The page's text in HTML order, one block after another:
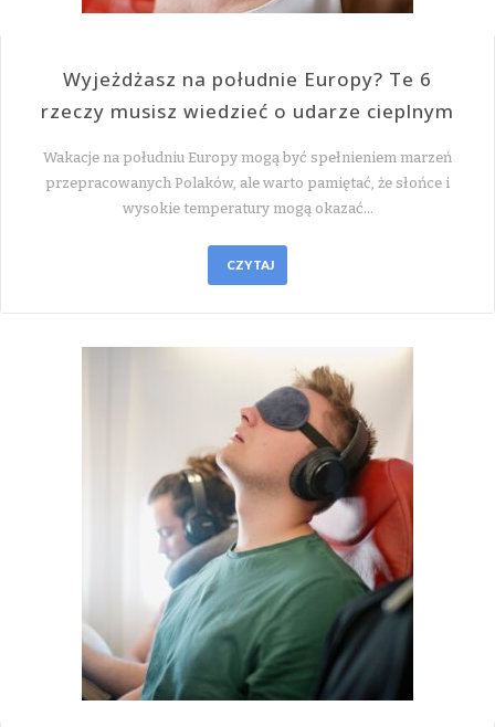
Wyjeżdżasz na południe Europy? Te 6
rzeczy musisz wiedzieć o udarze cieplnym
Wakacje na południu Europy mogą być spełnieniem marzeń
przepracowanych Polaków, ale warto pamiętać, że słońce i
wysokie temperatury mogą okazać…
CZYTAJ